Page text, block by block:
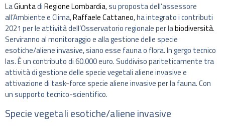
LaGiuntadiRegione Lombardia, su proposta dell’assessore
all’Ambiente e Clima,Raffaele Cattaneo, ha integrato i contributi
2021 per le attività dell’Osservatorio regionale per labiodiversità.
Serviranno al monitoraggio e alla gestione delle specie
esotiche/aliene invasive, siano esse fauna o flora. In gergo tecnico
Ias. È un contributo di 60.000 euro. Suddiviso pariteticamente tra
attività di gestione delle specie vegetali aliene invasive e
attivazione di task-force specie aliene invasive per la fauna. Con
un supporto tecnico-scientifico.
Specie vegetali esotiche/aliene invasive